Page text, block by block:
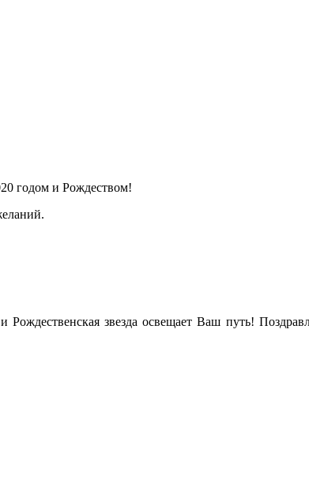
годом и Рождеством!
звезда освещает Ваш путь!